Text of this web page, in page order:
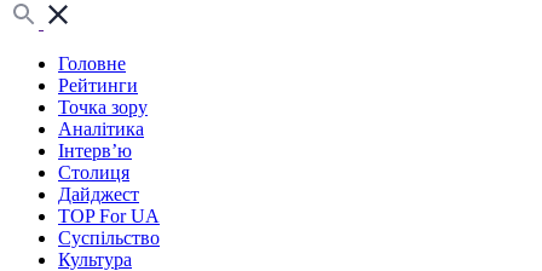
Головне
Рейтинги
Точка зору
Аналітика
Інтерв’ю
Столиця
Дайджест
TOP For UA
Суспiльство
Культура